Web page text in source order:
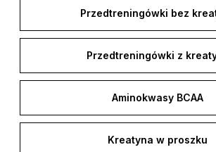
sposób, bez ryzyka nadmiernej stymulacji
Przedtreningówki bez
Przedtreningówki z
Aminokwasy BCAA
Kreatyna w proszku